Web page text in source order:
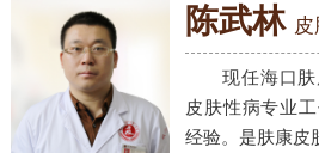
陈武林
现任海口
皮肤性病专业
经验。是肤康皮